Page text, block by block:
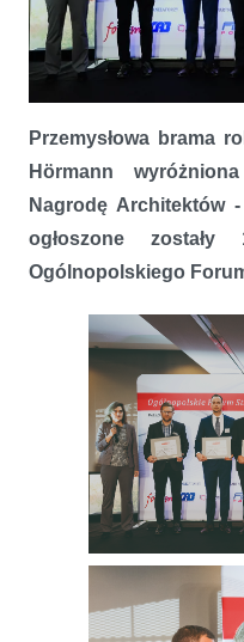
Przemysłowa brama
Hörmann
Nagrodę Architektów
ogłoszone zostały
Ogólnopolskiego